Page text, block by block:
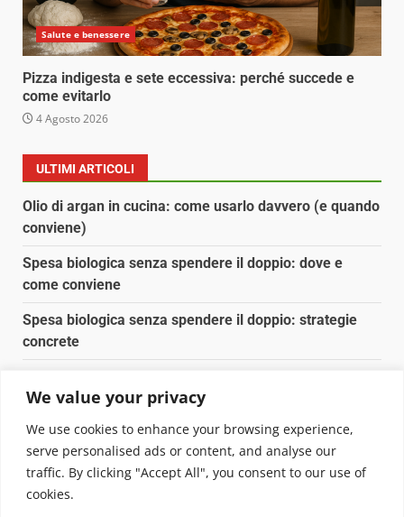
We value your privacy
We use cookies to enhance your browsing experience,
serve personalised ads or content, and analyse our
traffic. By clicking "Accept All", you consent to our use of
cookies.
Salute e benessere
Pizza indigesta e sete eccessiva: perché succede e
come evitarlo
4 Agosto 2026
ULTIMI ARTICOLI
Olio di argan in cucina: come usarlo davvero (e quando
conviene)
Spesa biologica senza spendere il doppio: dove e
come conviene
Spesa biologica senza spendere il doppio: strategie
concrete
Pulizia naturale della casa: 3 ingredienti che
sostituiscono 10 prodotti chimici
Copyright © 2025 Biopianeta.it proprietà di Jws Media